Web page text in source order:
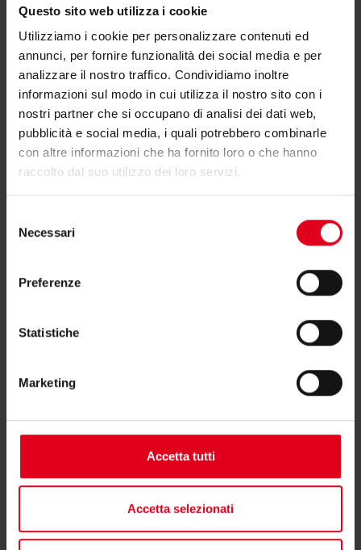
Questo sito web utilizza i cookie
Utilizziamo i cookie per personalizzare contenuti ed
annunci, per fornire funzionalità dei social media e per
analizzare il nostro traffico. Condividiamo inoltre
informazioni sul modo in cui utilizza il nostro sito con i
nostri partner che si occupano di analisi dei dati web,
pubblicità e social media, i quali potrebbero combinarle
con altre informazioni che ha fornito loro o che hanno
raccolto dal suo utilizzo dei loro servizi.
delNecessari
Preferenze
Statistiche
Marketing
Accetta tutti
Accetta selezionati
Hai bisogno di supporto per R136?
Se hai bisogno di ulteriori informazioni contatta il
consulente tecnico o commerciale di zona.
Trova il consulente di zona
Potrebbero interessarti anche
Vedi tutti i prodotti